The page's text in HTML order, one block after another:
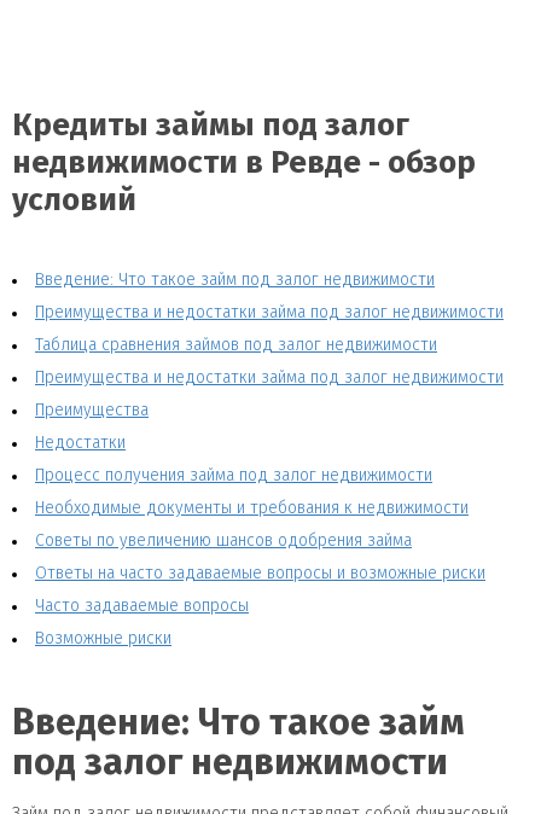
Кредиты займы под залог
недвижимости в Ревде - обзор
условий
Введение: Что такое займ под залог недвижимости
Преимущества и недостатки займа под залог недвижимости
Таблица сравнения займов под залог недвижимости
Преимущества и недостатки займа под залог недвижимости
Преимущества
Недостатки
Процесс получения займа под залог недвижимости
Необходимые документы и требования к недвижимости
Советы по увеличению шансов одобрения займа
Ответы на часто задаваемые вопросы и возможные риски
Часто задаваемые вопросы
Возможные риски
Введение: Что такое займ
под залог недвижимости